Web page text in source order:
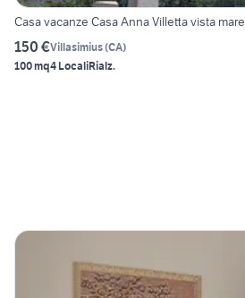
Casa vacanze Casa Anna Villetta vista mare
150 €Villasimius(CA)
100 mq4 LocaliRialz.